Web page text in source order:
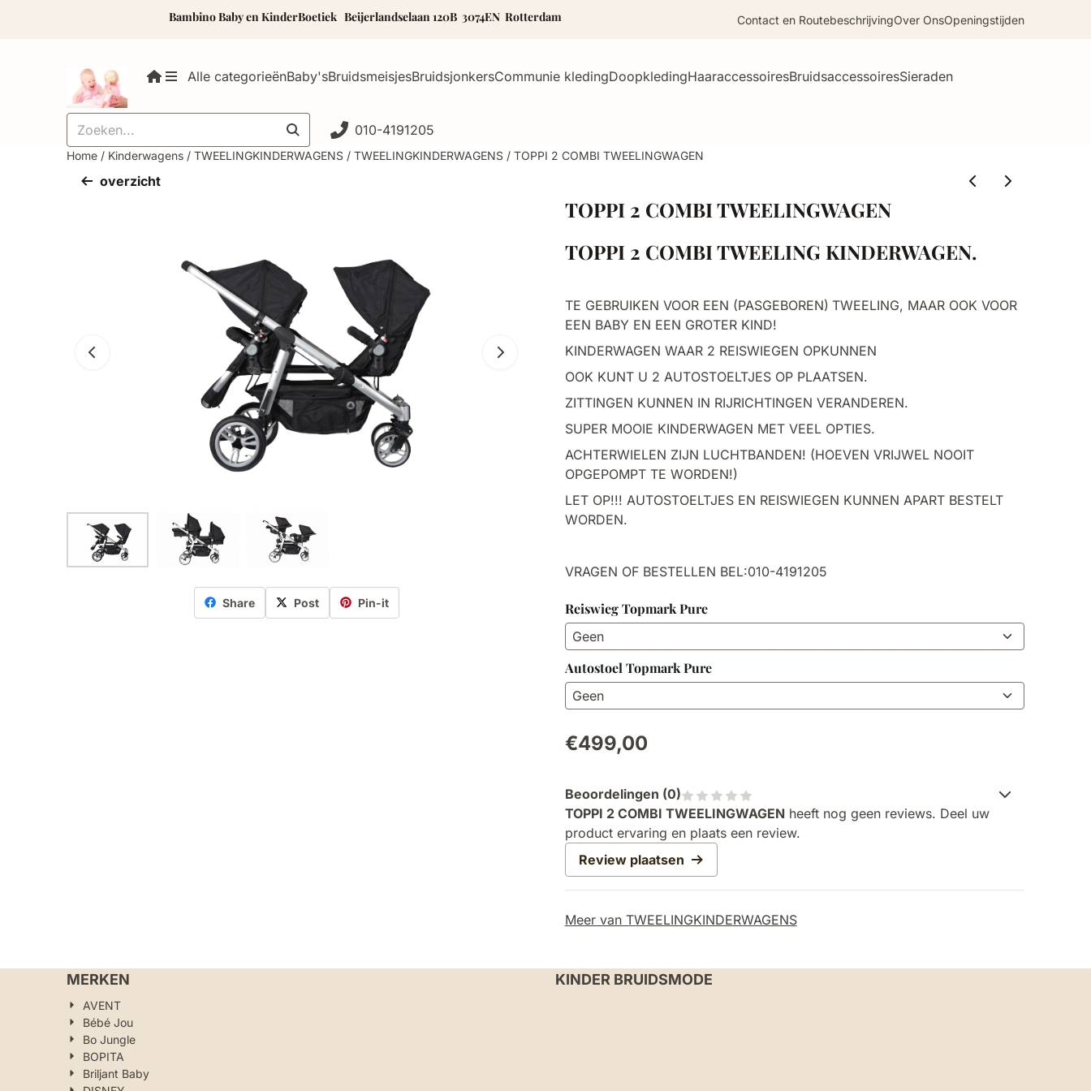
Cookievoorkeuren zijn momenteel gesloten.
Bambino Baby en KinderBoetiek Beijerlandselaan 120B 3074EN Rotterdam Contact en RoutebeschrijvingOver OnsOpeningstijden
Alle categorieënBaby'sBruidsmeisjesBruidsjonkersCommunie kledingDoopkledingHaaraccessoiresBruidsaccessoiresSieraden
Zoeken 010-4191205
Home / Kinderwagens / TWEELINGKINDERWAGENS / TWEELINGKINDERWAGENS / TOPPI 2 COMBI TWEELINGWAGEN
overzicht
Share Post Pin-it
TOPPI 2 COMBI TWEELINGWAGEN
TOPPI 2 COMBI TWEELING KINDERWAGEN.
TE GEBRUIKEN VOOR EEN (PASGEBOREN) TWEELING, MAAR OOK VOOR
EEN BABY EN EEN GROTER KIND!
KINDERWAGEN WAAR 2 REISWIEGEN OPKUNNEN
OOK KUNT U 2 AUTOSTOELTJES OP PLAATSEN.
ZITTINGEN KUNNEN IN RIJRICHTINGEN VERANDEREN.
SUPER MOOIE KINDERWAGEN MET VEEL OPTIES.
ACHTERWIELEN ZIJN LUCHTBANDEN! (HOEVEN VRIJWEL NOOIT
OPGEPOMPT TE WORDEN!)
LET OP!!! AUTOSTOELTJES EN REISWIEGEN KUNNEN APART BESTELT
WORDEN.
VRAGEN OF BESTELLEN BEL:010-4191205
Reiswieg Topmark Pure
Autostoel Topmark Pure
€499,00
Beoordelingen (0)
TOPPI 2 COMBI TWEELINGWAGEN heeft nog geen reviews. Deel uw
product ervaring en plaats een review.
Review plaatsen
Meer van TWEELINGKINDERWAGENS
MERKEN
AVENT
Bébé Jou
Bo Jungle
BOPITA
Briljant Baby
KINDER BRUIDSMODE